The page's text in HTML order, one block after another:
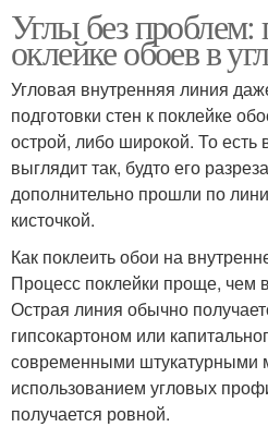
Углы без проблем:
оклейке обоев в
Угловая внутренняя линия
подготовки стен к поклейке
острой, либо широкой. То есть
выглядит так, будто его
дополнительно прошли по
кисточкой.
Как поклеить обои на
Процесс поклейки проще, чем
Острая линия обычно
гипсокартоном или
современными штукатурными
использованием угловых
получается ровной.